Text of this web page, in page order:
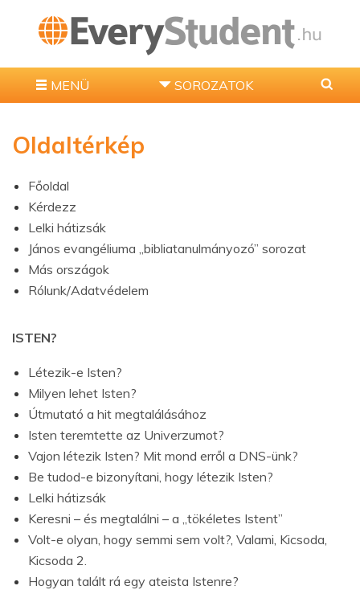
MENÜ SOROZATOK
Oldaltérkép
Főoldal
Kérdezz
Lelki hátizsák
János evangéliuma „bibliatanulmányozó” sorozat
Más országok
Rólunk/Adatvédelem
ISTEN?
Létezik-e Isten?
Milyen lehet Isten?
Útmutató a hit megtalálásához
Isten teremtette az Univerzumot?
Vajon létezik Isten? Mit mond erről a DNS-ünk?
Be tudod-e bizonyítani, hogy létezik Isten?
Lelki hátizsák
Keresni – és megtalálni – a „tökéletes Istent”
Volt-e olyan, hogy semmi sem volt? Valami Kicsoda
Kicsoda 2.
Hogyan talált rá egy ateista Istenre?